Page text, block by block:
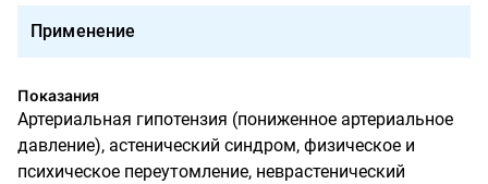
Применение
Показания
Артериальная гипотензия (пониженное артериальное
давление), астенический синдром, физическое и
психическое переутомление, неврастенический